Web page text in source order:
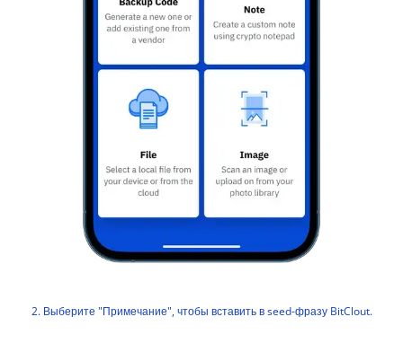
2. Выберите "Примечание", чтобы вставить в seed-фразу BitClout.